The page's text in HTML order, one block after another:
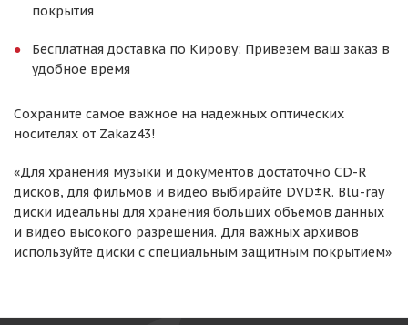
покрытия
Бесплатная доставка по Кирову: Привезем ваш заказ в
удобное время
Сохраните самое важное на надежных оптических
носителях от Zakaz43!
«Для хранения музыки и документов достаточно CD-R
дисков, для фильмов и видео выбирайте DVD±R. Blu-ray
диски идеальны для хранения больших объемов данных
и видео высокого разрешения. Для важных архивов
используйте диски с специальным защитным покрытием»